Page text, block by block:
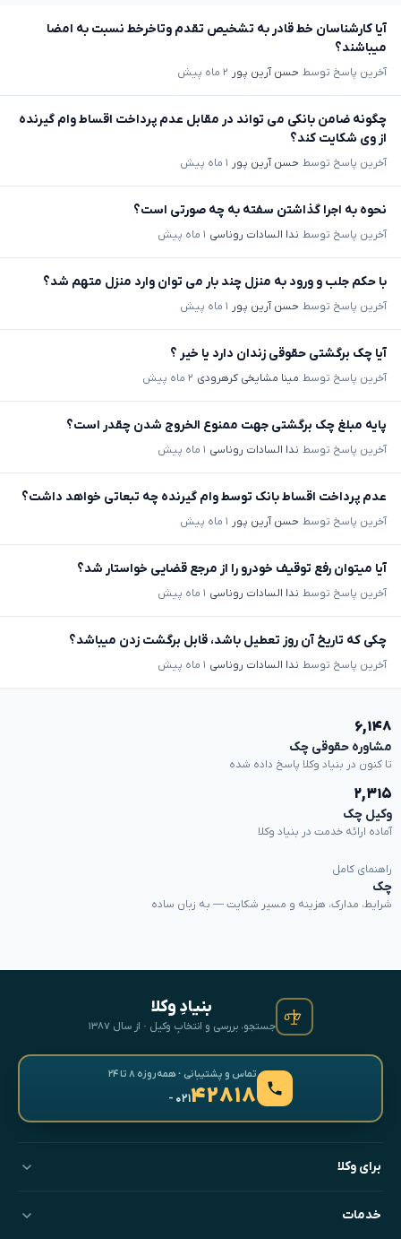
آیا کارشناسان خط قادر به تشخیص تقدم وتاخرخط نسبت به امضا
میباشند؟
آخرین پاسخ توسط حسن آرین پور ۲ ماه پیش
چگونه ضامن بانکی می تواند در مقابل عدم پرداخت اقساط وام گیرنده
از وی شکایت کند؟
آخرین پاسخ توسط حسن آرین پور ۱ ماه پیش
نحوه به اجرا گذاشتن سفته به چه صورتی است؟
آخرین پاسخ توسط ندا السادات روناسی ۱ ماه پیش
با حکم جلب و ورود به منزل چند بار می توان وارد منزل متهم شد؟
آخرین پاسخ توسط حسن آرین پور ۱ ماه پیش
آیا چک برگشتی حقوقی زندان دارد یا خیر ؟
آخرین پاسخ توسط مینا مشایخی کرهرودی ۲ ماه پیش
پایه مبلغ چک برگشتی جهت ممنوع الخروج شدن چقدر است؟
آخرین پاسخ توسط ندا السادات روناسی ۱ ماه پیش
عدم پرداخت اقساط بانک توسط وام گیرنده چه تبعاتی خواهد داشت؟
آخرین پاسخ توسط حسن آرین پور ۱ ماه پیش
آیا میتوان رفع توقیف خودرو را از مرجع قضایی خواستار شد؟
آخرین پاسخ توسط ندا السادات روناسی ۱ ماه پیش
چکی که تاریخ آن روز تعطیل باشد، قابل برگشت زدن میباشد؟
آخرین پاسخ توسط ندا السادات روناسی ۱ ماه پیش
۶,۱۴۸
مشاوره حقوقی چک
تا کنون در بنیاد وکلا پاسخ داده شده
۲,۳۱۵
وکیل چک
آماده ارائه خدمت در بنیاد وکلا
راهنمای کامل
چک
شرایط، مدارک، هزینه و مسیر شکایت — به زبان ساده
بنیادِ وکلا
جستجو، بررسی و انتخابِ وکیل · از سال ۱۳۸۷
تماس و پشتیبانی · همه‌روزه ۸ تا ۲۴
۴۲۸۱۸- ۰۲۱
برای وکلا
خدمات